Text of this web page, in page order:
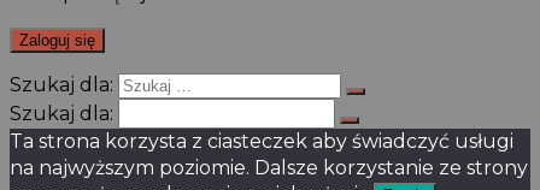
Szukaj dla:
Szukaj dla:
Ta strona korzysta z ciasteczek aby świadczyć usługi
na najwyższym poziomie. Dalsze korzystanie ze strony